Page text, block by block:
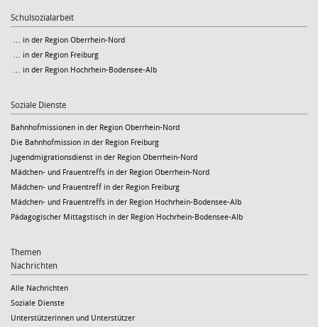
Schulsozialarbeit
… in der Region Oberrhein-Nord
… in der Region Freiburg
… in der Region Hochrhein-Bodensee-Alb
Soziale Dienste
Bahnhofmissionen in der Region Oberrhein-Nord
Die Bahnhofmission in der Region Freiburg
Jugendmigrationsdienst in der Region Oberrhein-Nord
Mädchen- und Frauentreffs in der Region Oberrhein-Nord
Mädchen- und Frauentreff in der Region Freiburg
Mädchen- und Frauentreffs in der Region Hochrhein-Bodensee-Alb
Pädagogischer Mittagstisch in der Region Hochrhein-Bodensee-Alb
Themen
Nachrichten
Alle Nachrichten
Soziale Dienste
Unterstützerinnen und Unterstützer